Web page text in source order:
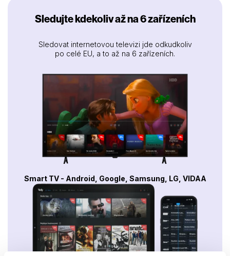
Sledujte kdekoliv až na 6 zařízeních
Sledovat internetovou televizi jde odkudkoliv
po celé EU, a to až na 6 zařízeních.
Smart TV - Android, Google, Samsung, LG, VIDAA